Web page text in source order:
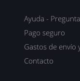
Ayuda -
Pago seguro
Gastos de envío
Contacto